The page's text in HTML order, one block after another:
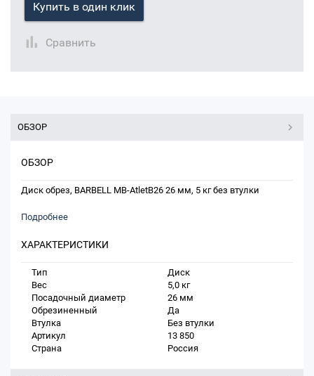
Купить в один клик
Сравнить
ОБЗОР
ОБЗОР
Диск обрез, BARBELL MB-AtletB26 26 мм, 5 кг без втулки
Подробнее
ХАРАКТЕРИСТИКИ
Тип
Диск
Вес
5,0 кг
Посадочный диаметр
26 мм
Обрезиненный
Да
Втулка
Без втулки
Артикул
13 850
Страна
Россия